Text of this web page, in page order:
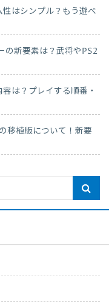
はシンプル？もう遊べ
の新要素は？武将やPS2
は？プレイする順番・
移植版について！新要